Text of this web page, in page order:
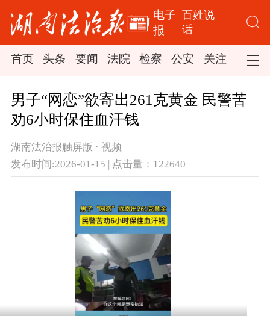
电子
报
百姓说
话
首页 头条 要闻 法院 检察 公安 关注 司法
男子“网恋”欲寄出261克黄金 民警苦
劝6小时保住血汗钱
湖南法治报触屏版 · 视频
发布时间:2026-01-15 | 点击量：122640